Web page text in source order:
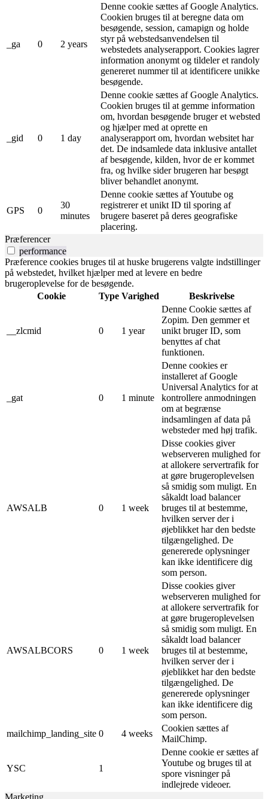
_ga 0 2 years
Denne cookie sættes af Google Analytics.
Cookien bruges til at beregne data om
besøgende, session, camapign og holde
styr på webstedsanvendelsen til
webstedets analyserapport. Cookies lagrer
information anonymt og tildeler et randoly
genereret nummer til at identificere unikke
besøgende.
_gid 0 1 day
Denne cookie sættes af Google Analytics.
Cookien bruges til at gemme information
om, hvordan besøgende bruger et websted
og hjælper med at oprette en
analyserapport om, hvordan websitet har
det. De indsamlede data inklusive antallet
af besøgende, kilden, hvor de er kommet
fra, og hvilke sider brugeren har besøgt
bliver behandlet anonymt.
GPS 0
30
minutes
Denne cookie sættes af Youtube og
registrerer et unikt ID til sporing af
brugere baseret på deres geografiske
placering.
Præferencer
performance
Præference cookies bruges til at huske brugerens valgte indstillinger
på webstedet, hvilket hjælper med at levere en bedre
brugeroplevelse for de besøgende.
Cookie
Type Varighed Beskrivelse
__zlcmid 0 1 year
Denne Cookie sættes af
Zopim. Den gemmer et
unikt bruger ID, som
benyttes af chat
funktionen.
_gat 0 1 minute
Denne cookies er
installeret af Google
Universal Analytics for at
kontrollere anmodningen
om at begrænse
indsamlingen af ​​data på
websteder med høj trafik.
AWSALB 0 1 week
Disse cookies giver
webserveren mulighed for
at allokere servertrafik for
at gøre brugeroplevelsen
så smidig som muligt. En
såkaldt load balancer
bruges til at bestemme,
hvilken server der i
øjeblikket har den bedste
tilgængelighed. De
genererede oplysninger
kan ikke identificere dig
som person.
AWSALBCORS 0 1 week
Disse cookies giver
webserveren mulighed for
at allokere servertrafik for
at gøre brugeroplevelsen
så smidig som muligt. En
såkaldt load balancer
bruges til at bestemme,
hvilken server der i
øjeblikket har den bedste
tilgængelighed. De
genererede oplysninger
kan ikke identificere dig
som person.
mailchimp_landing_site 0 4 weeks
Cookien sættes af
MailChimp.
YSC 1
Denne cookie er sættes af
Youtube og bruges til at
spore visninger på
indlejrede videoer.
Marketing